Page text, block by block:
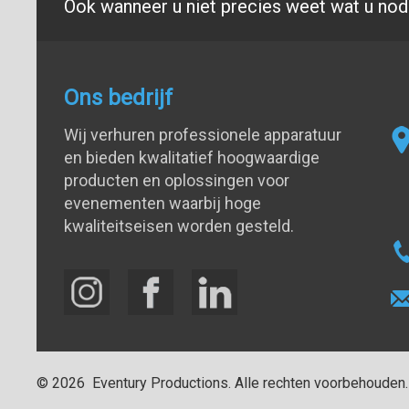
Ook wanneer u niet precies weet wat u
Ons bedrijf
Wij verhuren professionele apparatuur
en bieden kwalitatief hoogwaardige
producten en oplossingen voor
evenementen waarbij hoge
kwaliteitseisen worden gesteld.
© 2026 Eventury Productions. Alle rechten voorbehouden.